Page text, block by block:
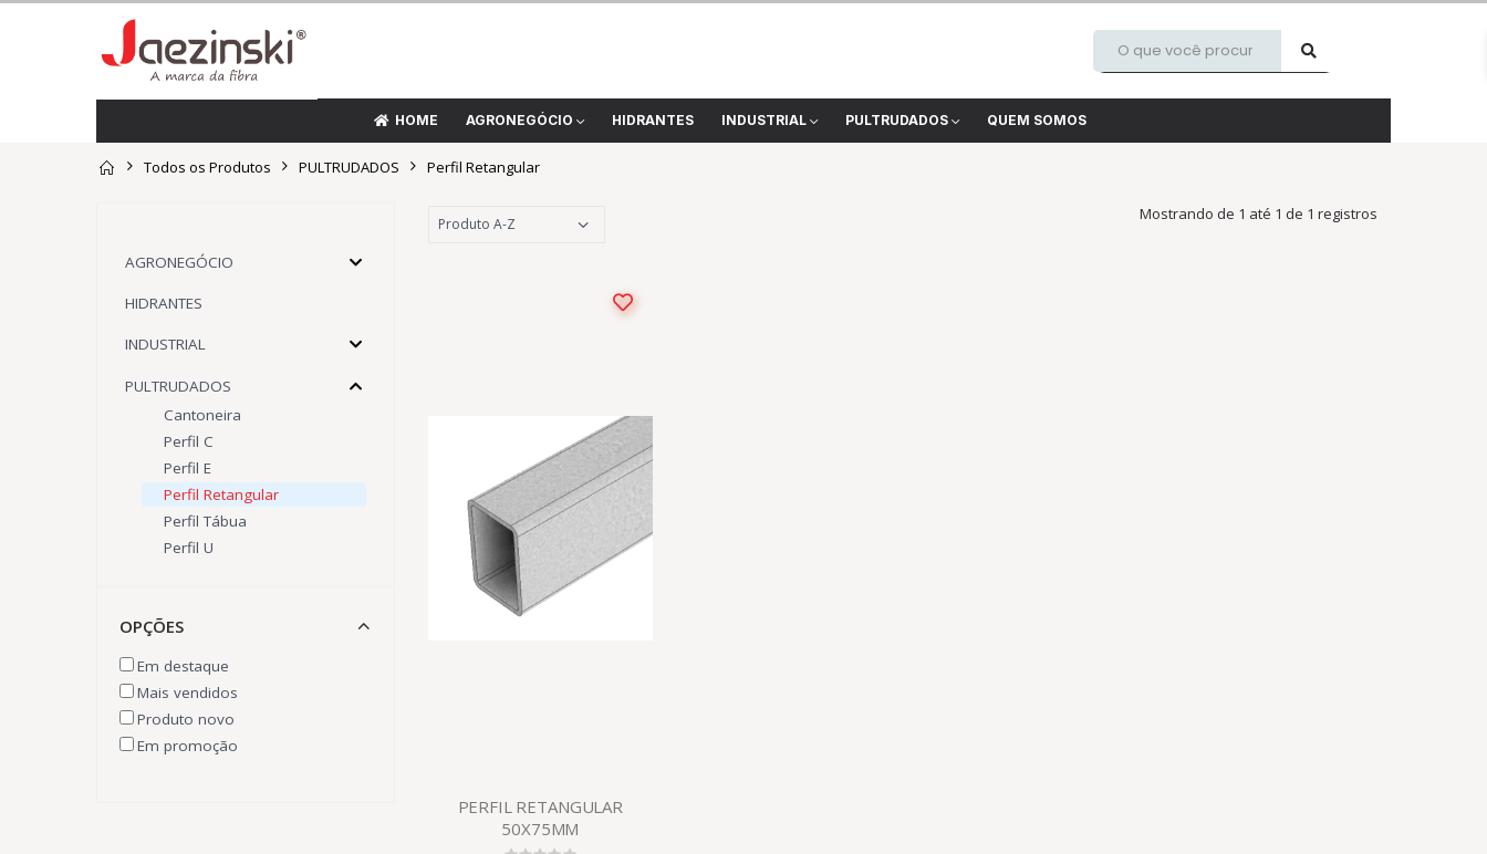
HOME AGRONEGÓCIO HIDRANTES INDUSTRIAL PULTRUDADOS QUEM SOMOS
Todos os Produtos PULTRUDADOS Perfil Retangular
Mostrando de 1 até 1 de 1 registros
PERFIL RETANGULAR
50X75MM
AGRONEGÓCIO
HIDRANTES
INDUSTRIAL
PULTRUDADOS
Cantoneira
Perfil C
Perfil E
Perfil Retangular
Perfil Tábua
Perfil U
OPÇÕES
Em destaque
Mais vendidos
Produto novo
Em promoção